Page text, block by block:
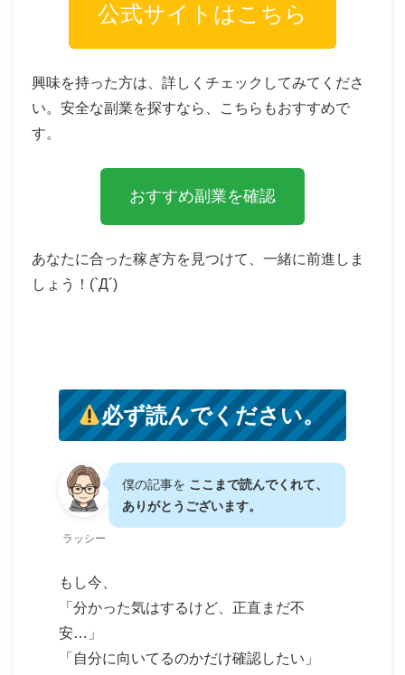
公式サイトはこちら
興味を持った方は、詳しくチェックしてみてくださ
い。安全な副業を探すなら、こちらもおすすめで
す。
おすすめ副業を確認
あなたに合った稼ぎ方を見つけて、一緒に前進しま
しょう！(`Д´)ゞ
必ず読んでください。
ラッシー
僕の記事を ここまで読んでくれて、
ありがとうございます。
もし今、
「分かった気はするけど、正直まだ不
安…」
「自分に向いてるのかだけ確認したい」